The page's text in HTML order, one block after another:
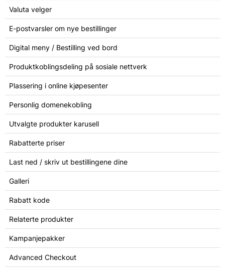
Valuta velger
E-postvarsler om nye bestillinger
Digital meny / Bestilling ved bord
Produktkoblingsdeling på sosiale nettverk
Plassering i online kjøpesenter
Personlig domenekobling
Utvalgte produkter karusell
Rabatterte priser
Last ned / skriv ut bestillingene dine
Galleri
Rabatt kode
Relaterte produkter
Kampanjepakker
Advanced Checkout